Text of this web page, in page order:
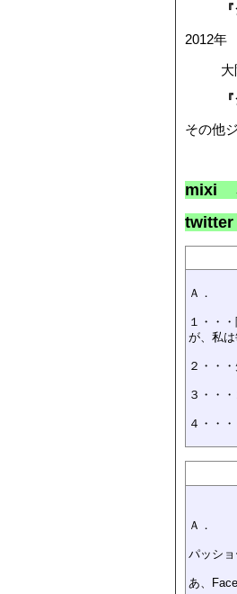
2012年
その他
Ａ．
１・・
が、私は
２・・
３・・
４・・
Ａ．
パッシ
あ、